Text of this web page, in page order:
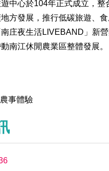
中心於104年正式成立，
方發展，推行低碳旅遊、
庄夜生活LIVEBAND」新
南江休閒農業區整體發展。
事體驗